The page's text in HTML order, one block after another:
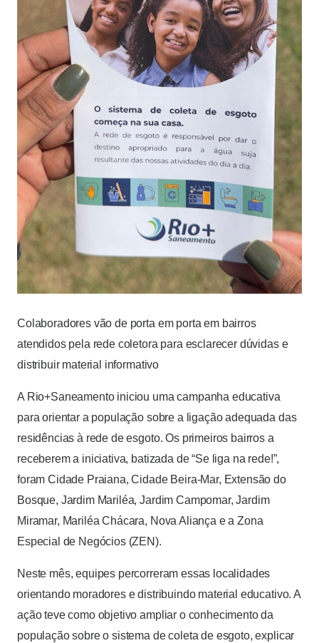
Colaboradores vão de porta em porta em bairros
atendidos pela rede coletora para esclarecer dúvidas e
distribuir material informativo
A Rio+Saneamento iniciou uma campanha educativa
para orientar a população sobre a ligação adequada das
residências à rede de esgoto. Os primeiros bairros a
receberem a iniciativa, batizada de “Se liga na rede!”,
foram Cidade Praiana, Cidade Beira-Mar, Extensão do
Bosque, Jardim Mariléa, Jardim Campomar, Jardim
Miramar, Mariléa Chácara, Nova Aliança e a Zona
Especial de Negócios (ZEN).
Neste mês, equipes percorreram essas localidades
orientando moradores e distribuindo material educativo. A
ação teve como objetivo ampliar o conhecimento da
população sobre o sistema de coleta de esgoto, explicar